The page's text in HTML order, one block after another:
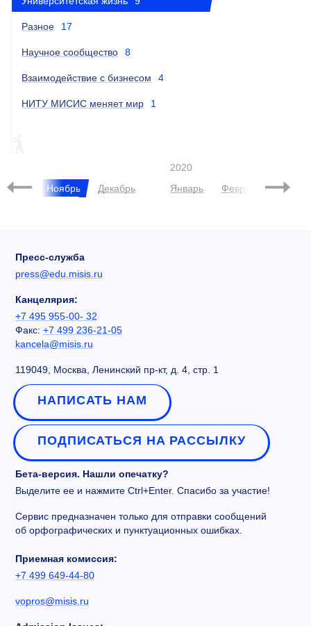
Разное 17
Научное сообщество 8
Взаимодействие с бизнесом 4
НИТУ МИСИС меняет мир 1
ЧЕРНИКОВА
Ноябрь Декабрь
2020
Январь
Февраль Март
Пресс-служба
press@edu.misis.ru
Канцелярия:
+7 495 955-00- 32
Факс: +7 499 236-21-05
kancela@misis.ru
119049, Москва, Ленинский пр-кт, д. 4, стр. 1
НАПИСАТЬ НАМ
ПОДПИСАТЬСЯ НА РАССЫЛКУ
Бета-версия. Нашли опечатку?
Выделите ее и нажмите Ctrl+Enter. Спасибо за участие!
Сервис предназначен только для отправки сообщений
об орфографических и пунктуационных ошибках.
Приемная комиссия:
+7 499 649-44-80
vopros@misis.ru